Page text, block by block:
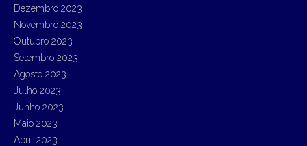
Dezembro 2023
Novembro 2023
Outubro 2023
Setembro 2023
Agosto 2023
Julho 2023
Junho 2023
Maio 2023
Abril 2023